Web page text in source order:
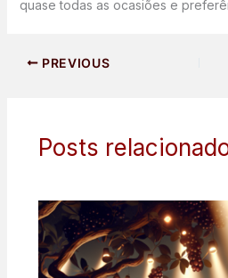
quase todas as ocasiões e
PREVIOUS
Posts